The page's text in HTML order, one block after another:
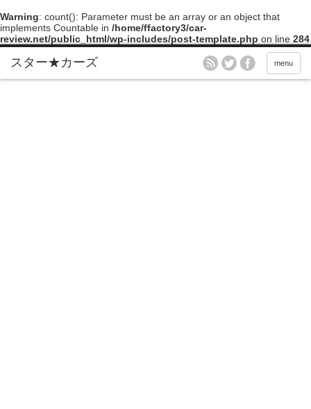
Warning: count(): Parameter must be an array or an object that
implements Countable in /home/ffactory3/car-
review.net/public_html/wp-includes/post-template.php on line 284
menu